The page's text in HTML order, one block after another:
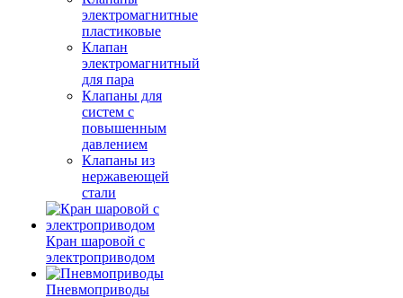
электромагнитные
пластиковые
Клапан
электромагнитный
для пара
Клапаны для
систем с
повышенным
давлением
Клапаны из
нержавеющей
стали
Кран шаровой с
электроприводом
Пневмоприводы